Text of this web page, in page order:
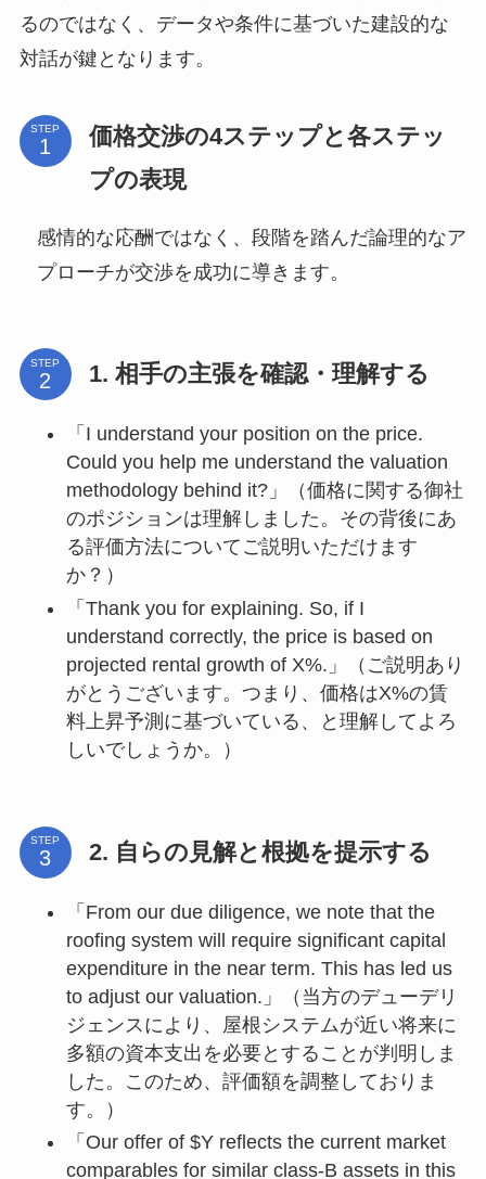
るのではなく、データや条件に基づいた建設的な
対話が鍵となります。
STEP
価格交渉の4ステップと各ステッ
プの表現
感情的な応酬ではなく、段階を踏んだ論理的なア
プローチが交渉を成功に導きます。
STEP 1. 相手の主張を確認・理解する
「I understand your position on the price.
Could you help me understand the valuation
methodology behind it?」（価格に関する御社
のポジションは理解しました。その背後にあ
る評価方法についてご説明いただけます
か？）
「Thank you for explaining. So, if I
understand correctly, the price is based on
projected rental growth of X%.」（ご説明あり
がとうございます。つまり、価格はX%の賃
料上昇予測に基づいている、と理解してよろ
しいでしょうか。）
STEP 2. 自らの見解と根拠を提示する
「From our due diligence, we note that the
roofing system will require significant capital
expenditure in the near term. This has led us
to adjust our valuation.」（当方のデューデリ
ジェンスにより、屋根システムが近い将来に
多額の資本支出を必要とすることが判明しま
した。このため、評価額を調整しておりま
す。）
「Our offer of $Y reflects the current market
comparables for similar class-B assets in this